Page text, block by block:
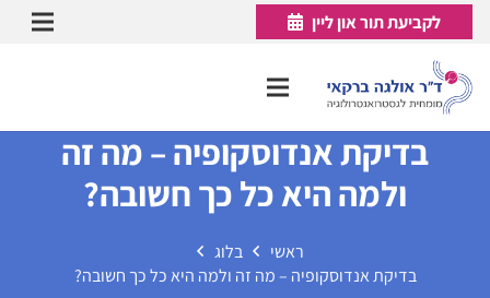
לקביעת תור און ליין
בדיקת אנדוסקופיה – מה זה
ולמה היא כל כך חשובה?
ראשי
בלוג
בדיקת אנדוסקופיה – מה זה ולמה היא כל כך חשובה?